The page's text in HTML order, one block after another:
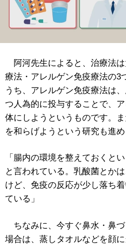
阿河先生によると、治療法
療法・アレルゲン免疫療法の3
うち、アレルゲン免疫療法は
つ人為的に投与することで、
体にしようというものです。
を和らげようという研究も進め
「腸内の環境を整えておくと
と言われている。乳酸菌とか
けど、免疫の反応が少し落ち
ている」
ちなみに、今すぐ鼻水・鼻
場合は、蒸しタオルなどを顔